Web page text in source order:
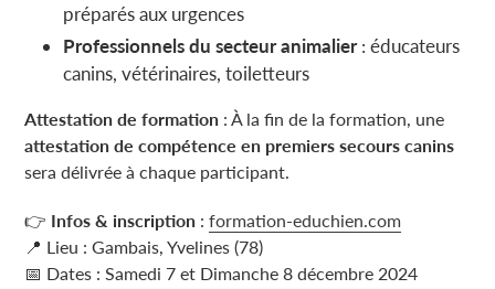
préparés aux urgences
Professionnels du secteur animalier: éducateurs
canins, vétérinaires, toiletteurs
Attestation de formation : À la fin de la formation, une
attestation de compétence en premiers secours canins
sera délivrée à chaque participant.
👉 Infos & inscription : formation-educhien .com
📍 Lieu : Gambais, Yvelines (78)
📅 Dates : Samedi 7 et Dimanche 8 décembre 2024